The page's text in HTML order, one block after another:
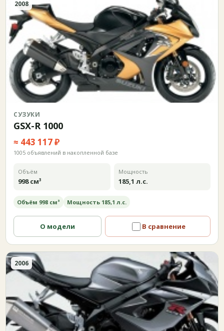
2008
СУЗУКИ
GSX-R 1000
≈ 443 117 ₽
1005 объявлений в накопленной базе
Объём
998 см³
Мощность
185,1 л.с.
Объём 998 см³ Мощность 185,1 л.с.
О модели В сравнение
2006